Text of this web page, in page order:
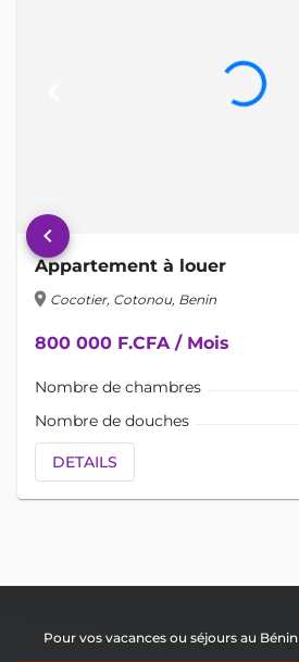
Appartement à louer
location_on Cocotier, Cotonou, Benin
800 000 F.CFA / Mois
Nombre de chambres
Nombre de douches
DETAILS
keyboard_arrow_left
Pour vos vacances ou séjours au Bénin